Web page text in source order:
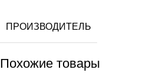
ПРОИЗВОДИТЕЛЬ
Похожие товары